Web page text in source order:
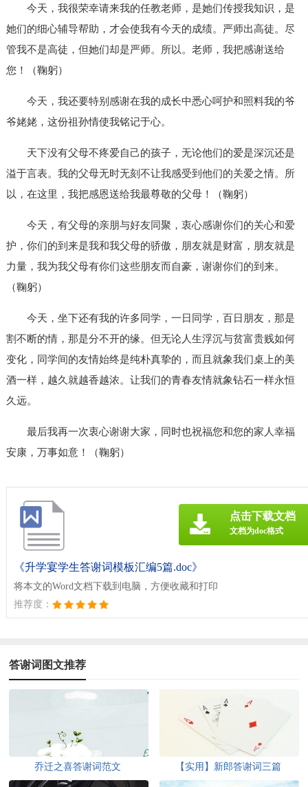
今天，我很荣幸请来我的任教老师，是她们传授我知识，是
她们的细心辅导帮助，才会使我有今天的成绩。严师出高徒。尽
管我不是高徒，但她们却是严师。所以。老师，我把感谢送给
您！（鞠躬）
今天，我还要特别感谢在我的成长中悉心呵护和照料我的爷
爷姥姥，这份祖孙情使我铭记于心。
天下没有父母不疼爱自己的孩子，无论他们的爱是深沉还是
溢于言表。我的父母无时无刻不让我感受到他们的关爱之情。所
以，在这里，我把感恩送给我最尊敬的父母！（鞠躬）
今天，有父母的亲朋与好友同聚，衷心感谢你们的关心和爱
护，你们的到来是我和我父母的骄傲，朋友就是财富，朋友就是
力量，我为我父母有你们这些朋友而自豪，谢谢你们的到来。
（鞠躬）
今天，坐下还有我的许多同学，一日同学，百日朋友，那是
割不断的情，那是分不开的缘。但无论人生浮沉与贫富贵贱如何
变化，同学间的友情始终是纯朴真挚的，而且就象我们桌上的美
酒一样，越久就越香越浓。让我们的青春友情就象钻石一样永恒
久远。
最后我再一次衷心谢谢大家，同时也祝福您和您的家人幸福
安康，万事如意！（鞠躬）
《升学宴学生答谢词模板汇编5篇.doc》
将本文的Word文档下载到电脑，方便收藏和打印
推荐度：
点击下载文档
文档为doc格式
答谢词图文推荐
乔迁之喜答谢词范文 【实用】新郎答谢词三篇